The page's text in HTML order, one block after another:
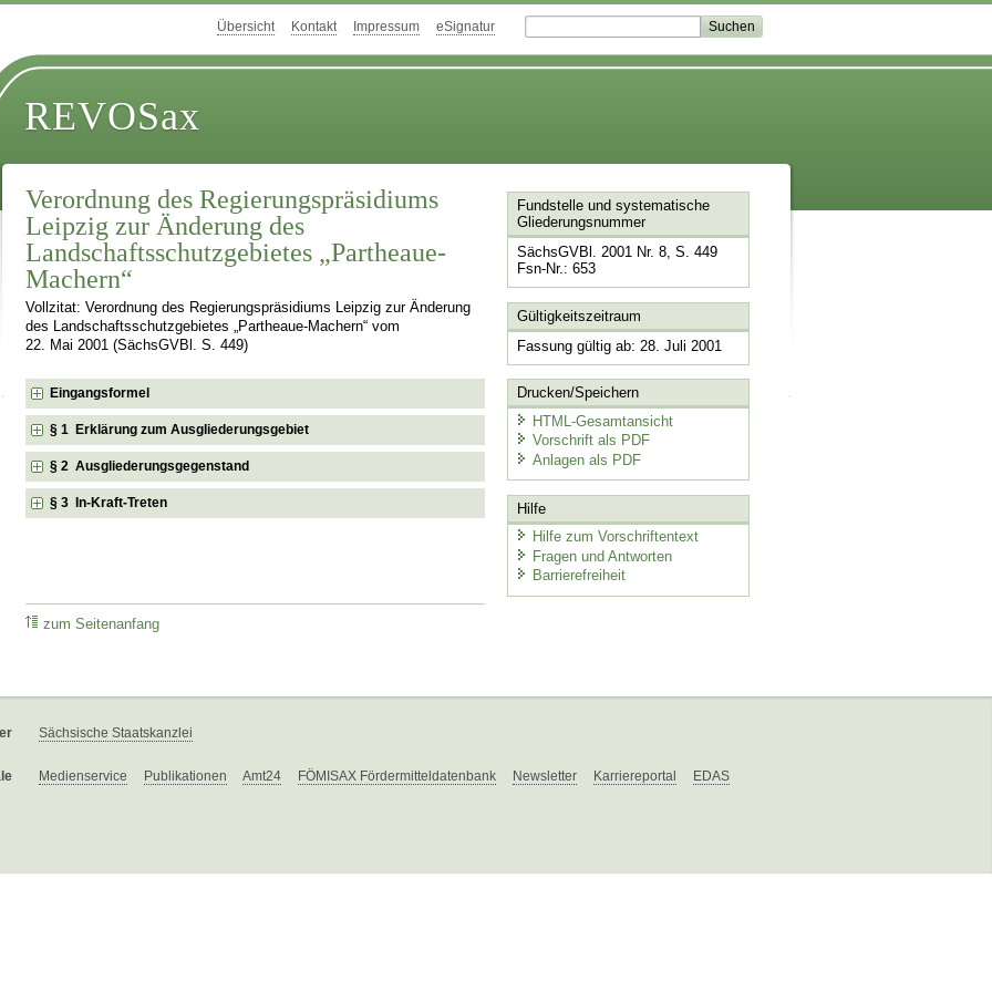
Übersicht Kontakt Impressum eSignatur
REVOSax
Verordnung des Regierungspräsidiums
Leipzig zur Änderung des
Landschaftsschutzgebietes „Partheaue-
Machern“
Vollzitat: Verordnung des Regierungspräsidiums Leipzig zur Änderung
des Landschaftsschutzgebietes „Partheaue-Machern“ vom
22. Mai 2001 (SächsGVBl. S. 449)
Eingangsformel
§ 1 Erklärung zum Ausgliederungsgebiet
§ 2 Ausgliederungsgegenstand
§ 3 In-Kraft-Treten
zum Seitenanfang
Fundstelle und systematische
Gliederungsnummer
SächsGVBl. 2001 Nr. 8, S. 449
Fsn-Nr.: 653
Gültigkeitszeitraum
Fassung gültig ab: 28. Juli 2001
Drucken/Speichern
HTML-Gesamtansicht
Vorschrift als PDF
Anlagen als PDF
Hilfe
Hilfe zum Vorschriftentext
Fragen und Antworten
Barrierefreiheit
Sächsische Staatskanzlei
Medienservice Publikationen Amt24 FÖMISAX Fördermitteldatenbank Newsletter Karriereportal EDAS